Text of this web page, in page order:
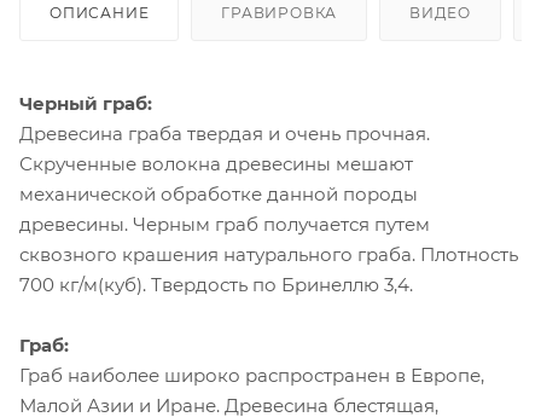
ОПИСАНИЕ ГРАВИРОВКА ВИДЕО
Черный граб:
Древесина граба твердая и очень прочная.
Скрученные волокна древесины мешают
механической обработке данной породы
древесины. Черным граб получается путем
сквозного крашения натурального граба. Плотность
700 кг/м(куб). Твердость по Бринеллю 3,4.
Граб:
Граб наиболее широко распространен в Европе,
Малой Азии и Иране. Древесина блестящая,